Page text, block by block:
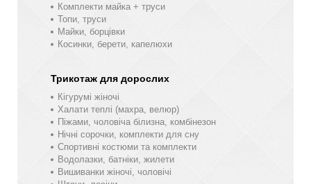
Комплекти майка + труси
Топи, труси
Майки, борцівки
Косинки, берети, капелюхи
Трикотаж для дорослих
Кігурумі жіночі
Халати теплі (махра, велюр)
Піжами, чоловіча білизна, комбінезон
Нічні сорочки, комплекти для сну
Спортивні костюми та комплекти
Водолазки, батніки, жилети
Вишиванки жіночі, чоловічі